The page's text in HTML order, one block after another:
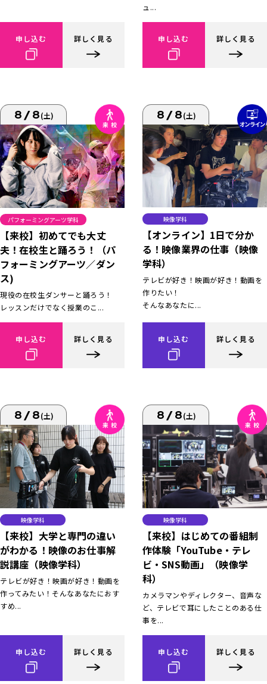
申し込む 詳しく見る
ュ...
申し込む 詳しく見る
8/8(土)
パフォーミングアーツ学科
【来校】初めてでも大丈
夫！在校生と踊ろう！（パ
フォーミングアーツ／ダン
ス)
現役の在校生ダンサーと踊ろう！
レッスンだけでなく授業のこ...
申し込む 詳しく見る
8/8(土)
映像学科
【オンライン】1日で分か
る！映像業界の仕事（映像
学科）
テレビが好き！映画が好き！動画を
作りたい！
そんなあなたに...
申し込む 詳しく見る
8/8(土)
映像学科
【来校】大学と専門の違い
がわかる！映像のお仕事解
説講座（映像学科）
テレビが好き！映画が好き！動画を
作ってみたい！そんなあなたにおす
すめ...
申し込む 詳しく見る
8/8(土)
映像学科
【来校】はじめての番組制
作体験「YouTube・テレ
ビ・SNS動画」（映像学
科）
カメラマンやディレクター、音声な
ど、テレビで耳にしたことのある仕
事を...
申し込む 詳しく見る